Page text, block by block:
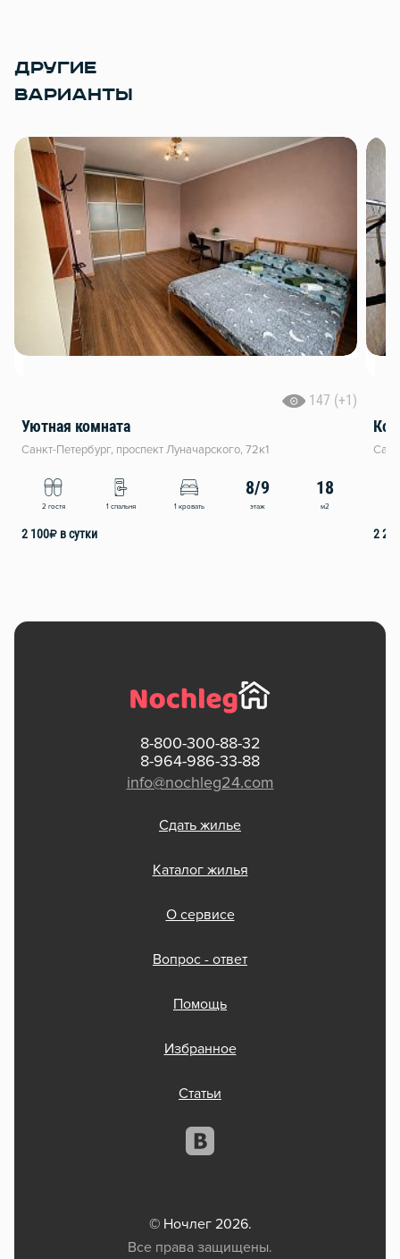
ДРУГИЕ
ВАРИАНТЫ
147 (+1)
Уютная комната
Санкт-Петербург, проспект Луначарского, 72к1
2 гостя 1 спальня 1 кровать
8/9
этаж
18
м2
2 100₽ в сутки 2 200
8-800-300-88-32
8-964-986-33-88
info@nochleg24.com
Сдать жилье
Каталог жилья
О сервисе
Вопрос - ответ
Помощь
Избранное
Статьи
© Ночлег 2026.
Все права защищены.